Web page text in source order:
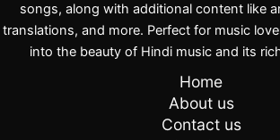
songs, along with additional content like
translations, and more. Perfect for music
into the beauty of Hindi music and its
Home
About us
Contact us